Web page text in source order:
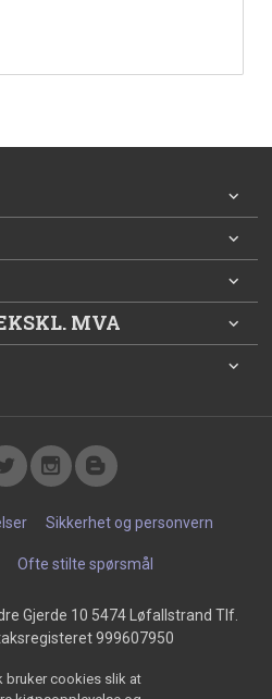
MVA
Sikkerhet og personvern
Ofte stilte spørsmål
Gjerde 10 5474 Løfallstrand Tlf.
999607950
bruker cookies slik at